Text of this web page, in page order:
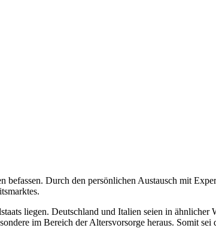
Durch den persönlichen Austausch mit
liegen. Deutschland und Italien seien in ähnlicher
im Bereich der Altersvorsorge heraus. Somit sei